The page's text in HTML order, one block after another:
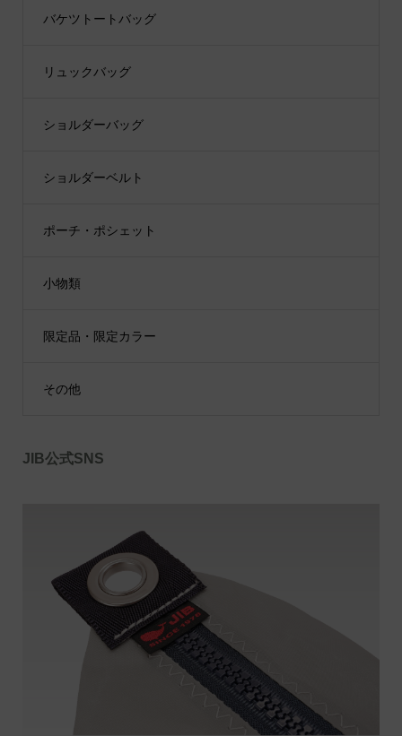
バケツトートバッグ
リュックバッグ
ショルダーバッグ
ショルダーベルト
ポーチ・ポシェット
小物類
限定品・限定カラー
その他
JIB公式SNS